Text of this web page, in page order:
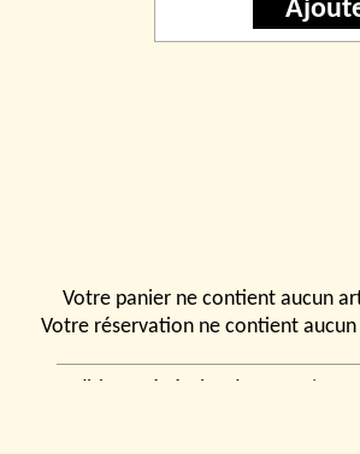
Votre panier ne contient aucun
Votre réservation ne contient